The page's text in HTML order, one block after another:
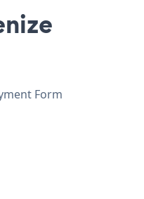
Form